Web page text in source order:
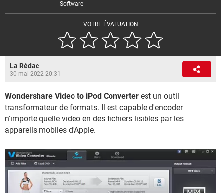
VOTRE ÉVALUATION
Software
La Rédac
30 mai 2022 20:31
Wondershare Video to iPod Converter est un outil
transformateur de formats. Il est capable d'encoder
n'importe quelle vidéo en des fichiers lisibles par les
appareils mobiles d'Apple.